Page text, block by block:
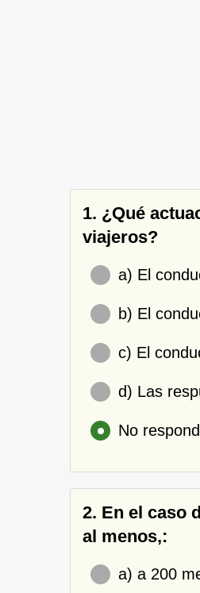
1. ¿Qué
viajeros?
a) El
b) El
c) El
d) Las
No
2. En el caso
al menos,:
a) a 200